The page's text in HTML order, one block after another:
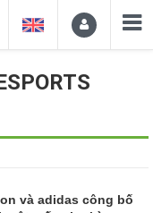
và adidas công bố